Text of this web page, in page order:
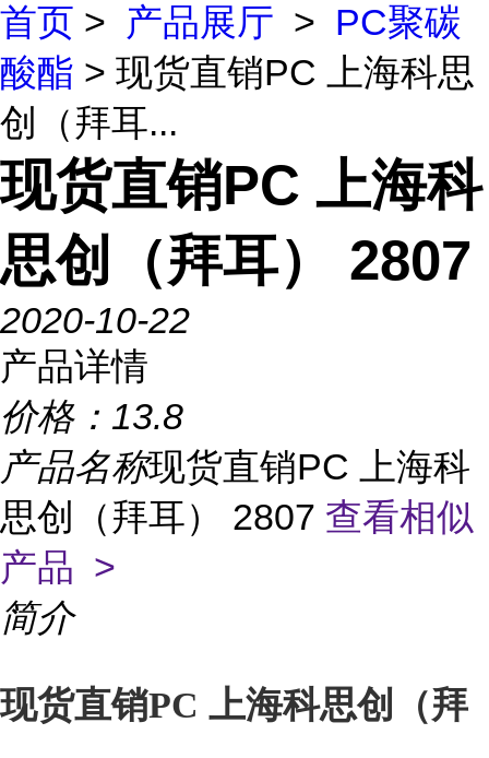
首页 > 产品展厅 > PC聚碳
酸酯 > 现货直销PC 上海科思
创（拜耳...
现货直销PC 上海科
思创（拜耳） 2807
2020-10-22
产品详情
价格： 13.8
产品名称现货直销PC 上海科
思创（拜耳） 2807 查看相似
产品 >
简介
现货直销PC 上海科思创（拜